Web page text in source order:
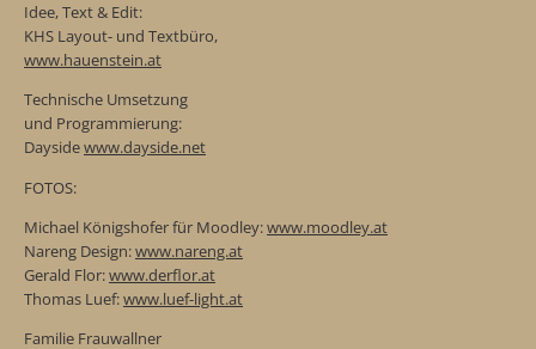
Idee, Text & Edit:
KHS Layout- und Textbüro,
www.hauenstein.at
Technische Umsetzung
und Programmierung:
Daysidewww.dayside.net
FOTOS:
Michael Königshofer für Moodley:www.moodley.at
Nareng Design:www.nareng.at
Gerald Flor:www.derflor.at
Thomas Luef:www.luef-light.at
Familie Frauwallner